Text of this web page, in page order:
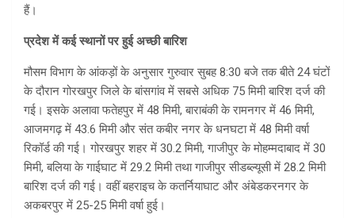
हैं।
प्रदेश में कई स्थानों पर हुई अच्छी बारिश
मौसम विभाग के आंकड़ों के अनुसार गुरुवार सुबह 8:30 बजे तक बीते 24 घंटों
के दौरान गोरखपुर जिले के बांसगांव में सबसे अधिक 75 मिमी बारिश दर्ज की
गई। इसके अलावा फतेहपुर में 48 मिमी, बाराबंकी के रामनगर में 46 मिमी,
आजमगढ़ में 43.6 मिमी और संत कबीर नगर के धनघटा में 48 मिमी वर्षा
रिकॉर्ड की गई। गोरखपुर शहर में 30.2 मिमी, गाजीपुर के मोहम्मदाबाद में 30
मिमी, बलिया के गाईघाट में 29.2 मिमी तथा गाजीपुर सीडब्ल्यूसी में 28.2 मिमी
बारिश दर्ज की गई। वहीं बहराइच के कतर्नियाघाट और अंबेडकरनगर के
अकबरपुर में 25-25 मिमी वर्षा हुई।